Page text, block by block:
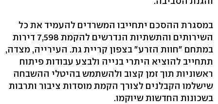
במסגרת ההסכם יתחייבו המשרדים להעמיד את כל
השירותים והתשתיות הנדרשים להקמת 7,598 דירות
במתחם "חוות הזרע" בצפון קריית גת. העירייה, מצדה,
תתחייב להוציא היתרי בנייה ולבצע עבודות פיתוח
ראשוניות תוך זמן קצוב ולהשתמש בהיטלי ההשבחה
שישלמו הקבלנים לצורך הקמת מוסדות ציבור ותרבות
בשכונות החדשות שיוקמו.